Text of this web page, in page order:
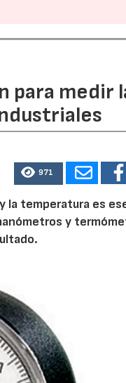
para medir
971
la temperatura es
y